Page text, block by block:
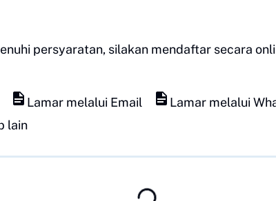
persyaratan, silakan mendaftar secara
Lamar melalui Email
Lamar melalui
lain